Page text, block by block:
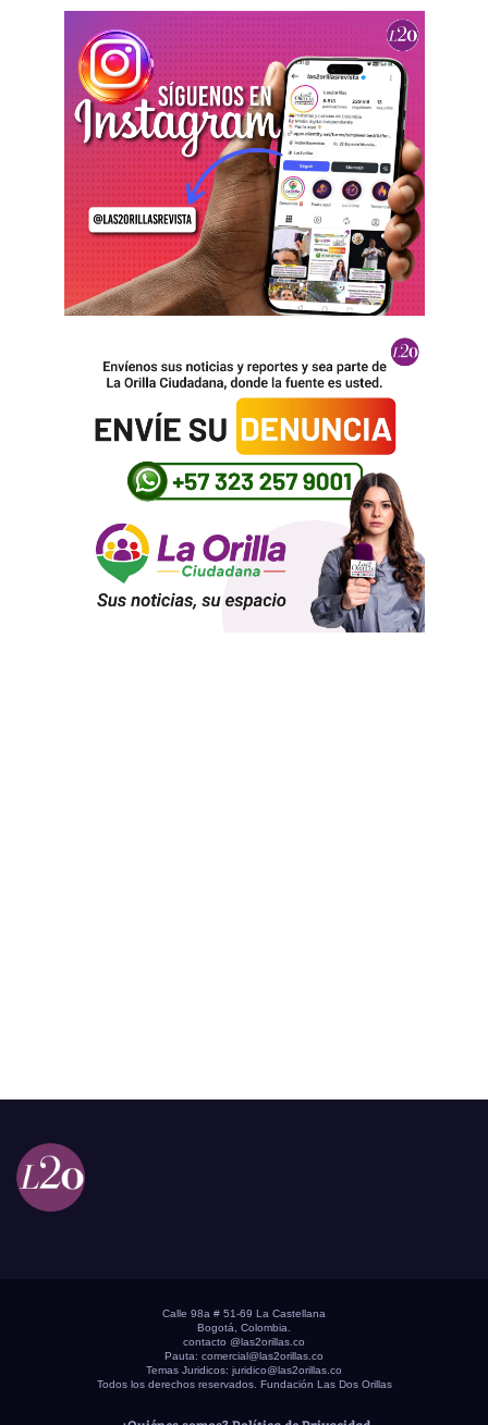
Calle 98a # 51-69 La Castellana
Bogotá, Colombia.
contacto @las2orillas.co
Pauta: comercial@las2orillas.co
Temas Juridicos: juridico@las2orillas.co
Todos los derechos reservados. Fundación Las Dos Orillas